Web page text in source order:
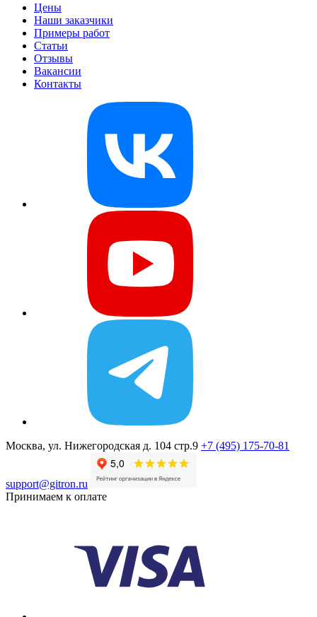
Цены
Наши заказчики
Примеры работ
Статьи
Отзывы
Вакансии
Контакты
Москва, ул. Нижегородская д. 104 стр.9 +7 (495) 175-70-81
support@gitron.ru
Принимаем к оплате